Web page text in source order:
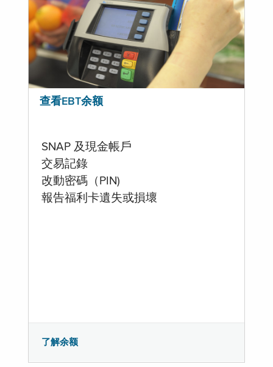
查看EBT余额
SNAP 及現金帳戶
交易記錄
改動密碼（PIN)
報告福利卡遺失或損壞
了解余额